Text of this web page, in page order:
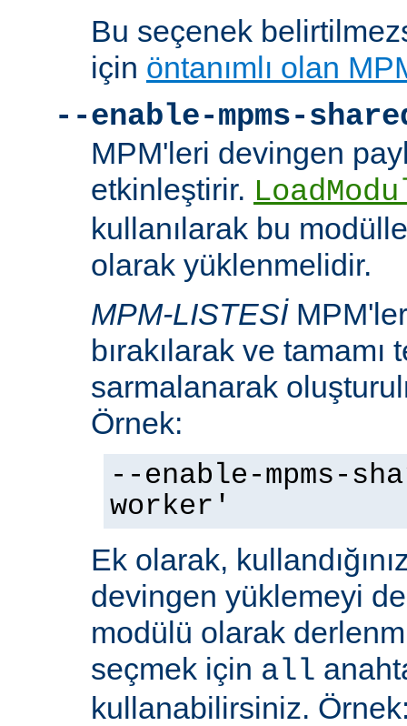
Bu seçenek
için öntanımlı olan
--enable-mpms-
MPM'leri devingen
etkinleştirir.
kullanılarak bu
olarak yüklenmelidir.
MPM-LISTESİ
bırakılarak ve tamamı
sarmalanarak
Örnek:
--enable-mpms-
worker'
Ek olarak,
devingen yüklemeyi
modülü olarak
seçmek için all
kullanabilirsiniz.